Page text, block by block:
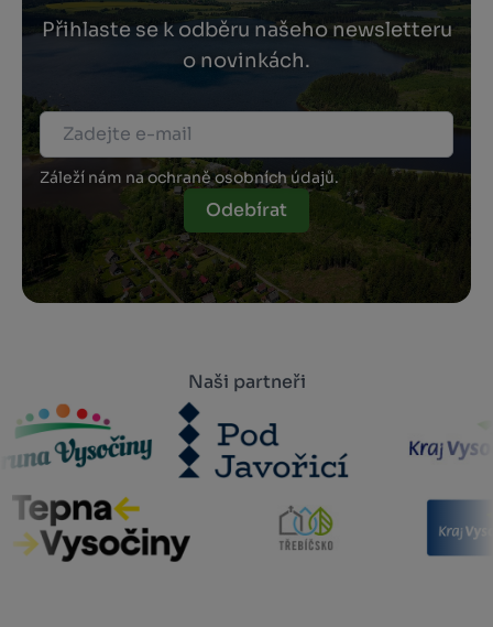
Přihlaste se k odběru našeho newsletteru
o novinkách.
Záleží nám na ochraně osobních údajů.
Odebírat
Naši partneři